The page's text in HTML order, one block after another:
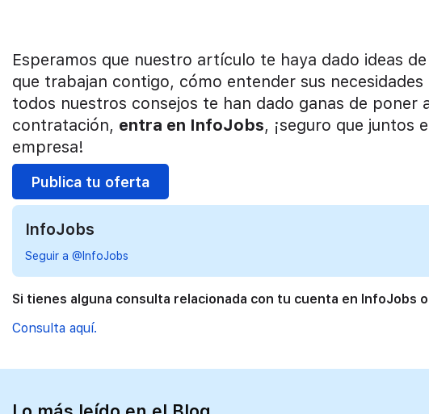
Esperamos que nuestro artículo te haya dado ideas
que trabajan contigo, cómo entender sus
todos nuestros consejos te han dado ganas de poner
contratación, entra en InfoJobs, ¡seguro que juntos
empresa!
Publica tu oferta
InfoJobs
Seguir a @InfoJobs
Si tienes alguna consulta relacionada con tu cuenta en InfoJobs
Consulta aquí.